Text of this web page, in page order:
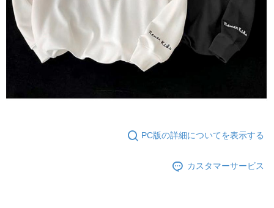
PC版の詳細についてを表示する
カスタマーサービス